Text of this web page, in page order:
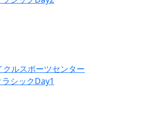
ルスポーツセンター
シックDay1